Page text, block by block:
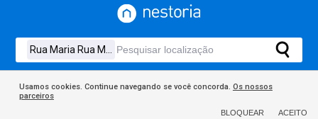
Usamos cookies. Continue navegando se você concorda. Os nossos
parceiros
BLOQUEAR ACEITO